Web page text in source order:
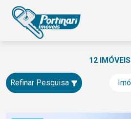
12 IMÓVEIS
Refinar Pesquisa